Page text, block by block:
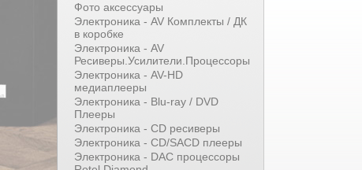
Фото аксессуары
Электроника - AV Комплекты / ДК
в коробке
Электроника - AV
Ресиверы.Усилители.Процессоры
Электроника - AV-HD
медиаплееры
Электроника - Blu-ray / DVD
Плееры
Электроника - CD ресиверы
Электроника - CD/SACD плееры
Электроника - DAC процессоры